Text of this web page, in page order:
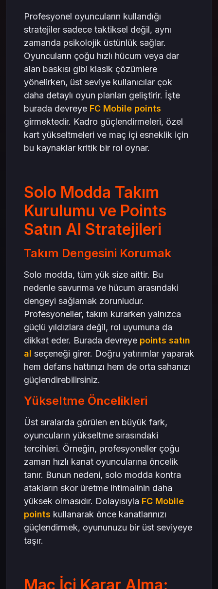
Profesyonel oyuncuların kullandığı
stratejiler sadece taktiksel değil, aynı
zamanda psikolojik üstünlük sağlar.
Oyuncuların çoğu hızlı hücum veya dar
alan baskısı gibi klasik çözümlere
yönelirken, üst seviye kullanıcılar çok
daha detaylı oyun planları geliştirir. İşte
burada devreye FC Mobile points
girmektedir. Kadro güçlendirmeleri, özel
kart yükseltmeleri ve maç içi esneklik için
bu kaynaklar kritik bir rol oynar.
Solo Modda Takım
Kurulumu ve Points
Satın Al Stratejileri
Takım Dengesini Korumak
Solo modda, tüm yük size aittir. Bu
nedenle savunma ve hücum arasındaki
dengeyi sağlamak zorunludur.
Profesyoneller, takım kurarken yalnızca
güçlü yıldızlara değil, rol uyumuna da
dikkat eder. Burada devreye points satın
al seçeneği girer. Doğru yatırımlar yaparak
hem defans hattınızı hem de orta sahanızı
güçlendirebilirsiniz.
Yükseltme Öncelikleri
Üst sıralarda görülen en büyük fark,
oyuncuların yükseltme sırasındaki
tercihleri. Örneğin, profesyoneller çoğu
zaman hızlı kanat oyuncularına öncelik
tanır. Bunun nedeni, solo modda kontra
atakların skor üretme ihtimalinin daha
yüksek olmasıdır. Dolayısıyla FC Mobile
points kullanarak önce kanatlarınızı
güçlendirmek, oyununuzu bir üst seviyeye
taşır.
Maç İçi Karar Alma: